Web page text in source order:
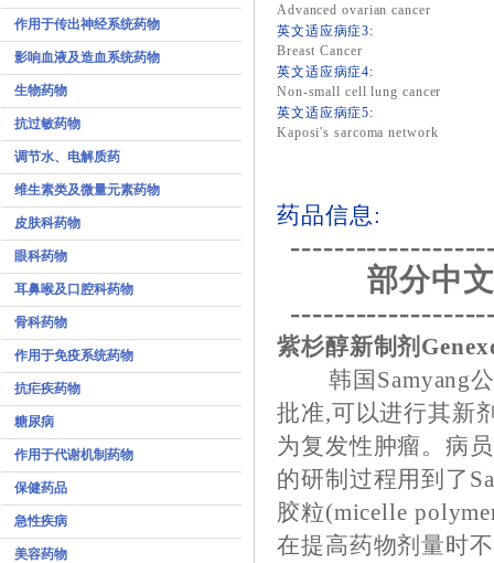
作用于传出神经系统药物
影响血液及造血系统药物
生物药物
抗过敏药物
调节水、电解质药
维生素类及微量元素药物
皮肤科药物
眼科药物
耳鼻喉及口腔科药物
骨科药物
作用于免疫系统药物
抗疟疾药物
糖尿病
作用于代谢机制药物
保健药品
急性疾病
美容药物
Advanced ovarian cancer
英文适应病症3:
Breast Cancer
英文适应病症4:
Non-small cell lung cancer
英文适应病症5:
Kaposi's sarcoma network
药品信息:
部分中
紫杉醇新制剂
韩国Samyang公
批准,可以进行其新
为复发性肿瘤。病
的研制过程用到了
胶粒(micelle
在提高药物剂量时